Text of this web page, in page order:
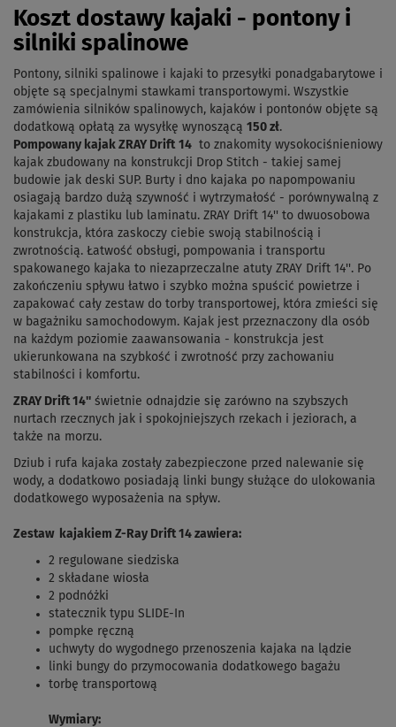
Koszt dostawy kajaki - pontony i
silniki spalinowe
Pontony, silniki spalinowe i kajaki to przesyłki ponadgabarytowe i
objęte są specjalnymi stawkami transportowymi. Wszystkie
zamówienia silników spalinowych, kajaków i pontonów objęte są
dodatkową opłatą za wysyłkę wynoszącą 150 zł.
Pompowany kajak ZRAY Drift 14 to znakomity wysokociśnieniowy
kajak zbudowany na konstrukcji Drop Stitch - takiej samej
budowie jak deski SUP. Burty i dno kajaka po napompowaniu
osiagają bardzo dużą szywność i wytrzymałość - porównywalną z
kajakami z plastiku lub laminatu. ZRAY Drift 14'' to dwuosobowa
konstrukcja, która zaskoczy ciebie swoją stabilnością i
zwrotnością. Łatwość obsługi, pompowania i transportu
spakowanego kajaka to niezaprzeczalne atuty ZRAY Drift 14''. Po
zakończeniu spływu łatwo i szybko można spuścić powietrze i
zapakować cały zestaw do torby transportowej, która zmieści się
w bagażniku samochodowym. Kajak jest przeznaczony dla osób
na każdym poziomie zaawansowania - konstrukcja jest
ukierunkowana na szybkość i zwrotność przy zachowaniu
stabilności i komfortu.
ZRAY Drift 14'' świetnie odnajdzie się zarówno na szybszych
nurtach rzecznych jak i spokojniejszych rzekach i jeziorach, a
także na morzu.
Dziub i rufa kajaka zostały zabezpieczone przed nalewanie się
wody, a dodatkowo posiadają linki bungy służące do ulokowania
dodatkowego wyposażenia na spływ.
Zestaw kajakiem Z-Ray Drift 14 zawiera:
2 regulowane siedziska
2 składane wiosła
2 podnóżki
statecznik typu SLIDE-In
pompke ręczną
uchwyty do wygodnego przenoszenia kajaka na lądzie
linki bungy do przymocowania dodatkowego bagażu
torbę transportową
Wymiary: